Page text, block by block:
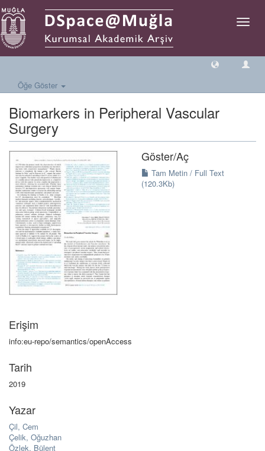
Geçiş
Öğe Göster
Biomarkers in Peripheral Vascular
Surgery
Göster/Aç
Tam Metin / Full Text
(120.3Kb)
Erişim
info:eu-repo/semantics/openAccess
Tarih
2019
Yazar
Çil, Cem
Çelik, Oğuzhan
Özlek, Bülent